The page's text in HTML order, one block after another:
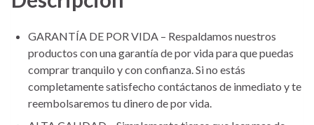
GARANTÍA DE POR VIDA – Respaldamos nuestros
productos con una garantía de por vida para que puedas
comprar tranquilo y con confianza. Si no estás
completamente satisfecho contáctanos de inmediato y te
reembolsaremos tu dinero de por vida.